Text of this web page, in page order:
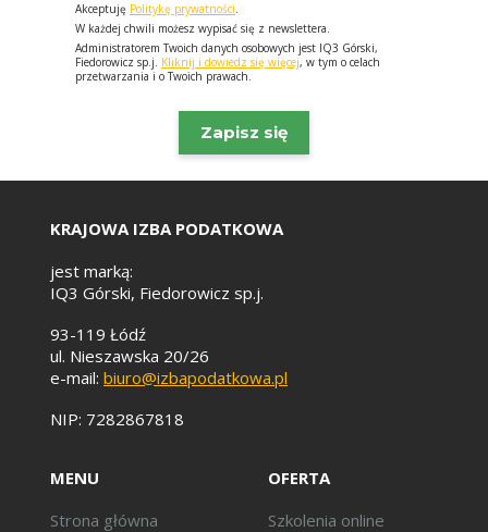
Akceptuję Politykę prywatności.
W każdej chwili możesz wypisać się z newslettera.
Administratorem Twoich danych osobowych jest IQ3 Górski,
Fiedorowicz sp.j. Kliknij i dowiedz się więcej, w tym o celach
przetwarzania i o Twoich prawach.
KRAJOWA IZBA PODATKOWA
jest marką:
IQ3 Górski, Fiedorowicz sp.j.
93-119 Łódź
ul. Nieszawska 20/26
e-mail: biuro@izbapodatkowa.pl
NIP: 7282867818
MENU
Strona główna
OFERTA
Szkolenia online